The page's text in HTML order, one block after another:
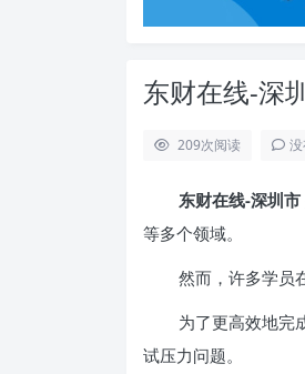
东财在线-深
209次阅读
东财在线-深圳市
等多个领域。
然而，许多学员
为了更高效地完
试压力问题。